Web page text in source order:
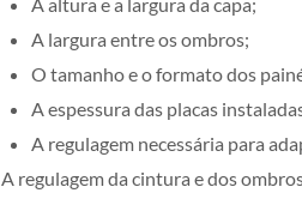
A largura entre os ombros;
O tamanho e o formato dos
A espessura das placas
A regulagem necessária para
A regulagem da cintura e dos